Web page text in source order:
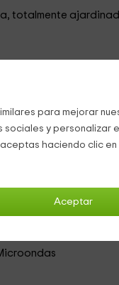
para mejorar
y personalizar
haciendo clic
Aceptar
totalmente
de Alquiler
en Habitación